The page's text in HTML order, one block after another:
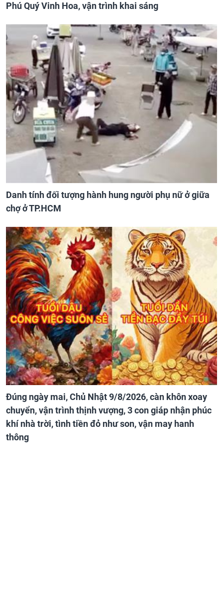
Phú Quý Vinh Hoa, vận trình khai sáng
Danh tính đối tượng hành hung người phụ nữ ở giữa
chợ ở TP.HCM
Đúng ngày mai, Chủ Nhật 9/8/2026, càn khôn xoay
chuyển, vận trình thịnh vượng, 3 con giáp nhận phúc
khí nhà trời, tình tiền đỏ như son, vận may hanh
thông